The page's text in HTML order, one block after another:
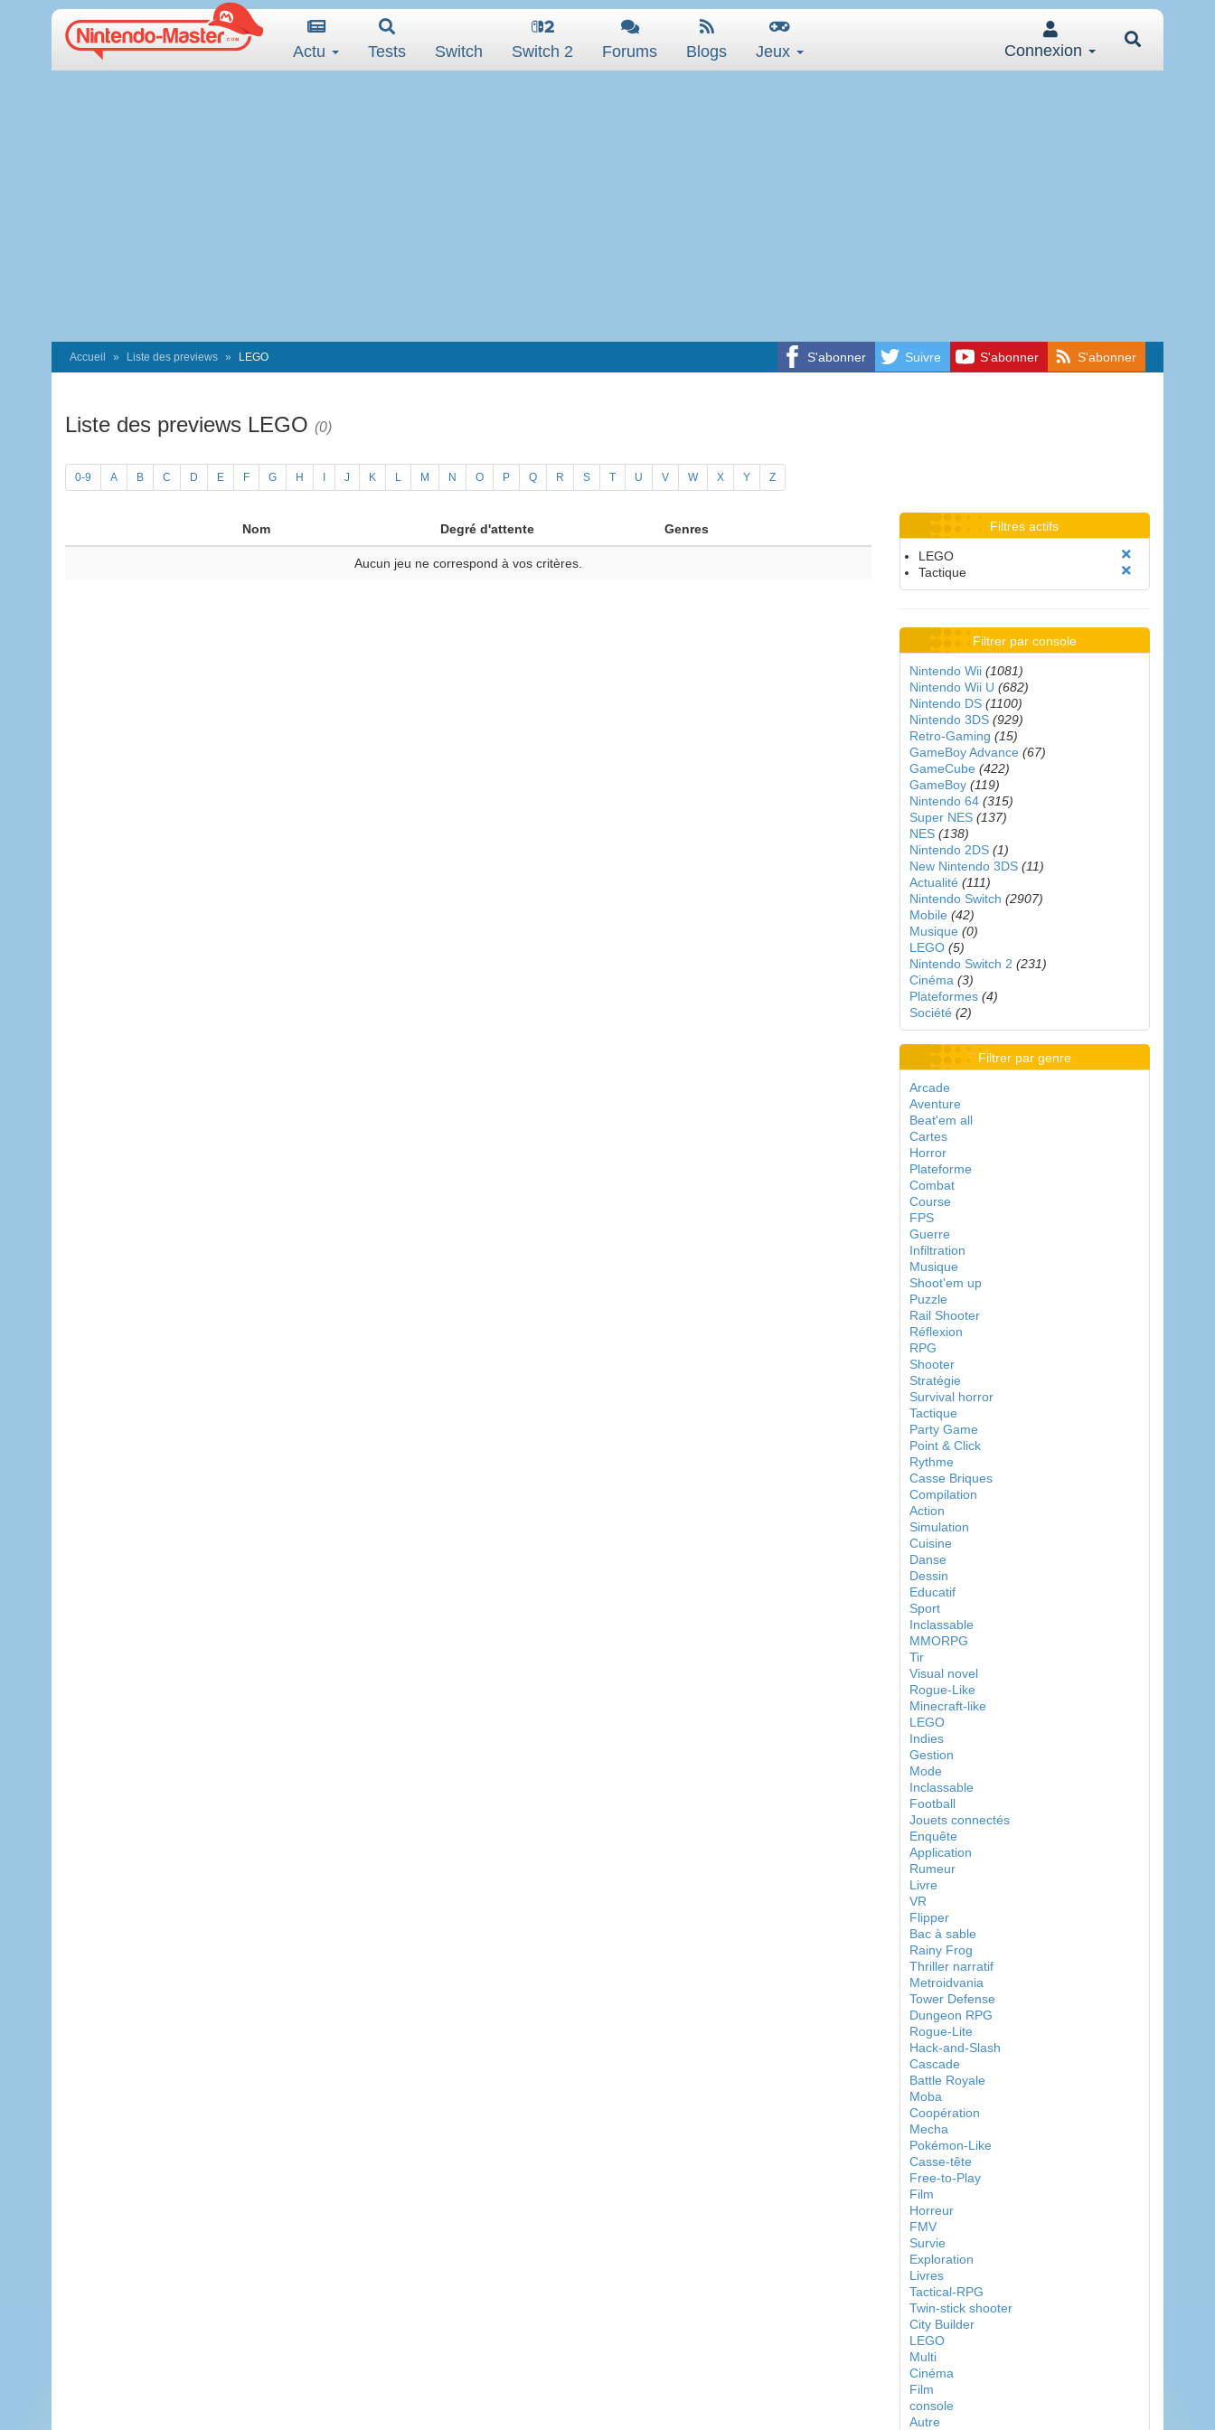
Actu Tests Switch Switch 2 Forums Blogs Jeux Connexion
S'abonner Suivre S'abonner S'abonner
Accueil Liste des previews LEGO
Liste des previews LEGO (0)
0-9 A B C D E F G H J K L M N O P Q R S T U V W X Y Z
Nom Degré d'attente Genres
Aucun jeu ne correspond à vos critères.
Filtres actifs
LEGO
Tactique
Filtrer par console
Nintendo Wii (1081)
Nintendo Wii U (682)
Nintendo DS (1100)
Nintendo 3DS (929)
Retro-Gaming (15)
GameBoy Advance (67)
GameCube (422)
GameBoy (119)
Nintendo 64 (315)
Super NES (137)
NES (138)
Nintendo 2DS (1)
New Nintendo 3DS (11)
Actualité (111)
Nintendo Switch (2907)
Mobile (42)
Musique (0)
LEGO (5)
Nintendo Switch 2 (231)
Cinéma (3)
Plateformes (4)
Société (2)
Filtrer par genre
Arcade
Aventure
Beat'em all
Cartes
Horror
Plateforme
Combat
Course
FPS
Guerre
Infiltration
Musique
Shoot'em up
Puzzle
Rail Shooter
Réflexion
RPG
Shooter
Stratégie
Survival horror
Tactique
Party Game
Point & Click
Rythme
Casse Briques
Compilation
Action
Simulation
Cuisine
Danse
Dessin
Educatif
Sport
Inclassable
MMORPG
Tir
Visual novel
Rogue-Like
Minecraft-like
LEGO
Indies
Gestion
Mode
Inclassable
Football
Jouets connectés
Enquête
Application
Rumeur
Livre
VR
Flipper
Bac à sable
Rainy Frog
Thriller narratif
Metroidvania
Tower Defense
Dungeon RPG
Rogue-Lite
Hack-and-Slash
Cascade
Battle Royale
Moba
Coopération
Mecha
Pokémon-Like
Casse-tête
Free-to-Play
Film
Horreur
FMV
Survie
Exploration
Livres
Tactical-RPG
Twin-stick shooter
City Builder
LEGO
Multi
Cinéma
Film
console
Autre